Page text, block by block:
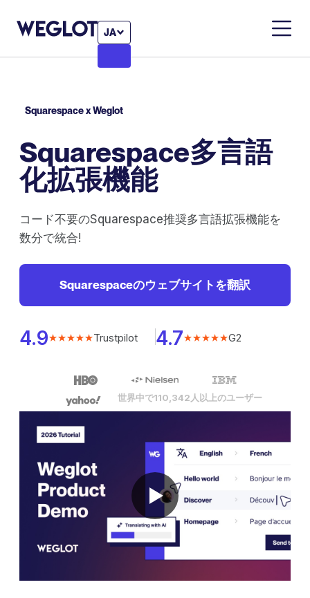
JA
Squarespace x Weglot
Squarespace多言語
化拡張機能
コード不要のSquarespace推奨多言語拡張機能を
数分で統合!
Squarespaceのウェブサイトを翻訳
4.9★★★★★Trustpilot 4.7★★★★★G2
世界中で110,342人以上のユーザー